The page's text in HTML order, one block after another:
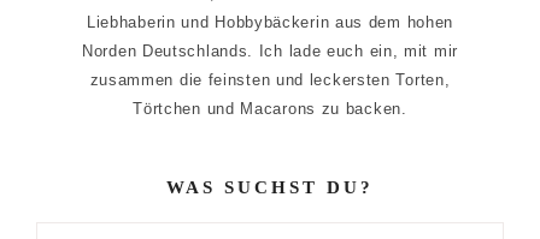
Liebhaberin und Hobbybäckerin aus dem hohen
Norden Deutschlands. Ich lade euch ein, mit mir
zusammen die feinsten und leckersten Torten,
Törtchen und Macarons zu backen.
WAS SUCHST DU?